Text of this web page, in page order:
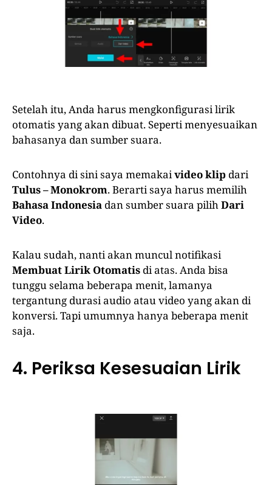
Setelah itu, Anda harus mengkonfigurasi lirik
otomatis yang akan dibuat. Seperti menyesuaikan
bahasanya dan sumber suara.
Contohnya di sini saya memakaivideo klip dari
Tulus – Monokrom. Berarti saya harus memilih
Bahasa Indonesia dan sumber suara pilihDari
Video.
Kalau sudah, nanti akan muncul notifikasi
Membuat Lirik Otomatis di atas. Anda bisa
tunggu selama beberapa menit, lamanya
tergantung durasi audio atau video yang akan di
konversi. Tapi umumnya hanya beberapa menit
saja.
4. Periksa Kesesuaian Lirik